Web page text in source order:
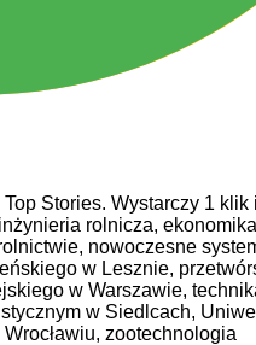
Stories. Wystarczy 1
rolnicza,
nowoczesne
w Lesznie,
w Warszawie,
w Siedlcach,
zootechnologia